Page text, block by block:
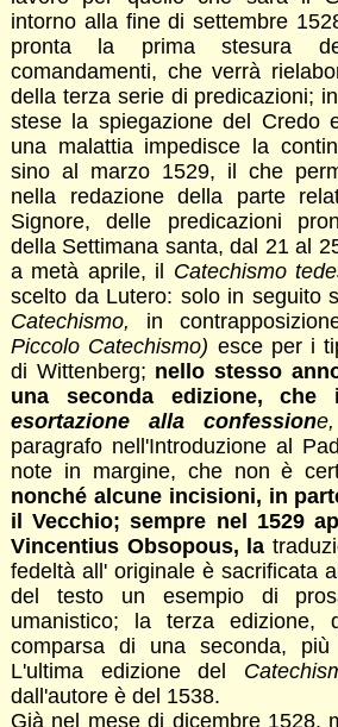
intorno alla fine di settembre
pronta la prima stesura
comandamenti, che verrà
della terza serie di predicazioni;
stese la spiegazione del Credo
una malattia impedisce la
sino al marzo 1529, il che
nella redazione della parte
Signore, delle predicazioni
della Settimana santa, dal 21 al
a metà aprile, il Catechismo
scelto da Lutero: solo in seguito
Catechismo, in
Piccolo Catechismo) esce per i
di Wittenberg; nello stesso
una seconda edizione, che
esortazione alla confessione,
paragrafo nell'Introduzione al
note in margine, che non è
nonché alcune incisioni, in
il Vecchio; sempre nel 1529
Vincentius Obsopous, la
fedeltà all' originale è sacrificata
del testo un esempio di
umanistico; la terza edizione,
comparsa di una seconda, più
L'ultima edizione del
dall'autore è del 1538.
Già nel mese di dicembre 1528,